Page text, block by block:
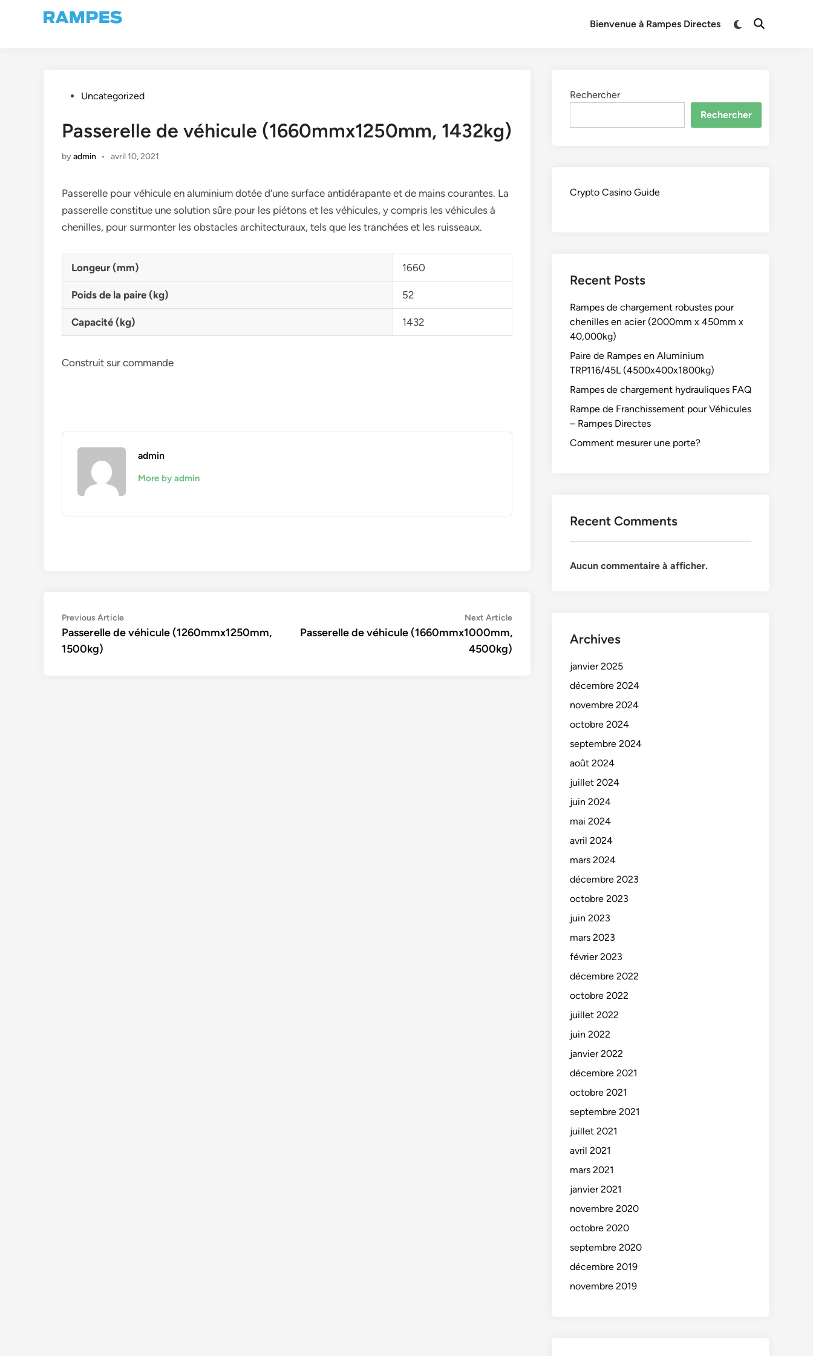
Bienvenue à Rampes Directes
Switch
Open
PostedUncategorized
Passerelle de véhicule (1660mmx1250mm, 1432kg)
byadmin • avril 10, 2021
Passerelle pour véhicule en aluminium dotée d’une surface antidérapante et de mains courantes. La
passerelle constitue une solution sûre pour les piétons et les véhicules, y compris les véhicules à
chenilles, pour surmonter les obstacles architecturaux, tels que les tranchées et les ruisseaux.
Longeur (mm) 1660
Poids de la paire (kg) 52
Capacité (kg) 1432
Construit sur commande
admin
More by admin
Navigation
de
l’article
Previous ArticlePrevious
article:
Passerelle de véhicule (1260mmx1250mm,
1500kg)
Next ArticleNext
Passerelle de véhicule (1660mmx1000mm,
4500kg)
Rechercher
Rechercher
Crypto Casino Guide
Recent Posts
Rampes de chargement robustes pour
chenilles en acier (2000mm x 450mm x
40,000kg)
Paire de Rampes en Aluminium
TRP116/45L (4500x400x1800kg)
Rampes de chargement hydrauliques FAQ
Rampe de Franchissement pour Véhicules
– Rampes Directes
Comment mesurer une porte?
Recent Comments
Aucun commentaire à afficher.
Archives
janvier 2025
décembre 2024
novembre 2024
octobre 2024
septembre 2024
août 2024
juillet 2024
juin 2024
mai 2024
avril 2024
mars 2024
décembre 2023
octobre 2023
juin 2023
mars 2023
février 2023
décembre 2022
octobre 2022
juillet 2022
juin 2022
janvier 2022
décembre 2021
octobre 2021
septembre 2021
juillet 2021
avril 2021
mars 2021
janvier 2021
novembre 2020
octobre 2020
septembre 2020
décembre 2019
novembre 2019